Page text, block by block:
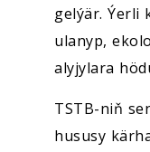
gelýär. Ýerli
ulanyp,
alyjylara
TSTB-niň
hususy